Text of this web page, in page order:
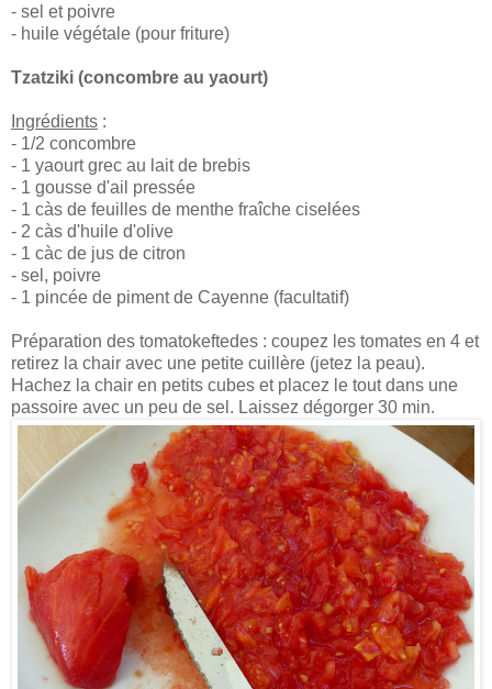
- sel et poivre
- huile végétale (pour friture)
Tzatziki (concombre au yaourt)
Ingrédients :
- 1/2 concombre
- 1 yaourt grec au lait de brebis
- 1 gousse d'ail pressée
- 1 càs de feuilles de menthe fraîche ciselées
- 2 càs d'huile d'olive
- 1 càc de jus de citron
- sel, poivre
- 1 pincée de piment de Cayenne (facultatif)
Préparation des tomatokeftedes : coupez les tomates en 4 et
retirez la chair avec une petite cuillère (jetez la peau).
Hachez la chair en petits cubes et placez le tout dans une
passoire avec un peu de sel. Laissez dégorger 30 min.